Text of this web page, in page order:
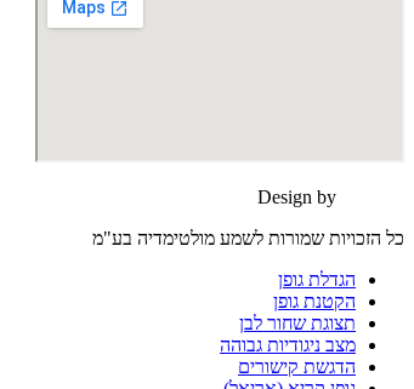
Design by
כל הזכויות שמורות לשמע מולטימדיה בע"מ
הגדלת גופן
הקטנת גופן
תצוגת שחור לבן
מצב ניגודיות גבוהה
הדגשת קישורים